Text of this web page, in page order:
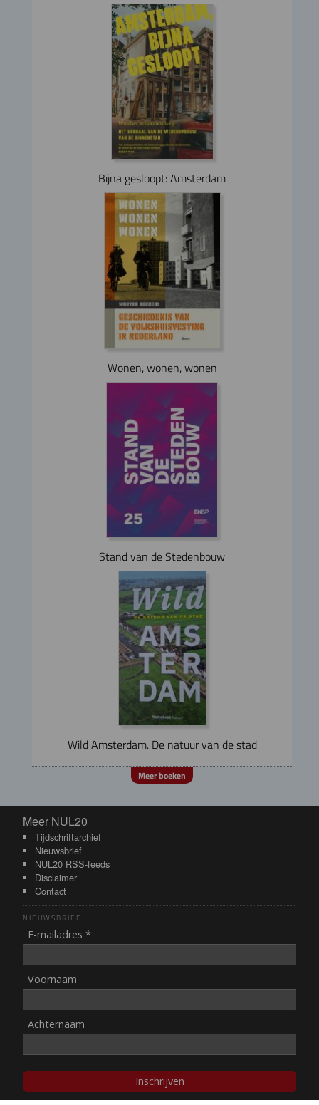
Bijna gesloopt: Amsterdam
Wonen, wonen, wonen
Stand van de Stedenbouw
Wild Amsterdam. De natuur van de stad
Meer boeken
Meer NUL20
Meer NUL20
Tijdschriftarchief
Nieuwsbrief
NUL20 RSS-feeds
Disclaimer
Contact
NIEUWSBRIEF
E-mailadres *
Voornaam
Achternaam
Inschrijven